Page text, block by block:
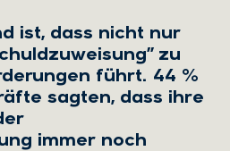
ist, dass nicht nur
zu
führt. 44 %
sagten, dass ihre
immer noch